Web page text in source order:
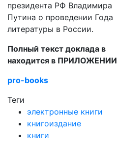
президента РФ Владимира
Путина о проведении Года
литературы в России.
Полный текст доклада в
находится в ПРИЛОЖЕНИИ
pro-books
Теги
электронные книги
книгоиздание
книги